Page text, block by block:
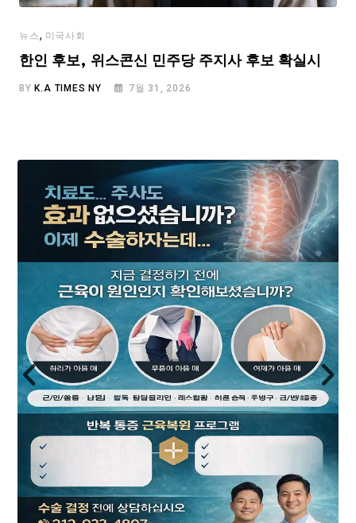
뉴스, 미국사회
한인 후보, 위스콘신 민주당 주지사 후보 확실시
BY K.A TIMES NY 7월 31, 2026